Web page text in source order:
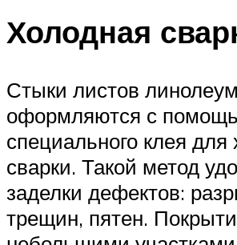
Холодная
Стыки листов
оформляются с
специального клея для
сварки. Такой метод
заделки дефектов:
трещин, пятен.